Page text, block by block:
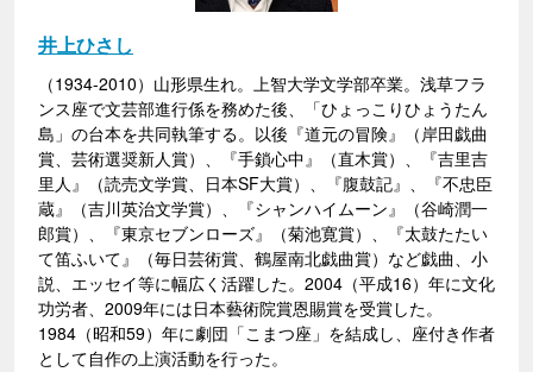
井上ひさし
（1934-2010）山形県生れ。上智大学文学部卒業。浅草フラ
ンス座で文芸部進行係を務めた後、「ひょっこりひょうたん
島」の台本を共同執筆する。以後『道元の冒険』（岸田戯曲
賞、芸術選奨新人賞）、『手鎖心中』（直木賞）、『吉里吉
里人』（読売文学賞、日本SF大賞）、『腹鼓記』、『不忠臣
蔵』（吉川英治文学賞）、『シャンハイムーン』（谷崎潤一
郎賞）、『東京セブンローズ』（菊池寛賞）、『太鼓たたい
て笛ふいて』（毎日芸術賞、鶴屋南北戯曲賞）など戯曲、小
説、エッセイ等に幅広く活躍した。2004（平成16）年に文化
功労者、2009年には日本藝術院賞恩賜賞を受賞した。
1984（昭和59）年に劇団「こまつ座」を結成し、座付き作者
として自作の上演活動を行った。